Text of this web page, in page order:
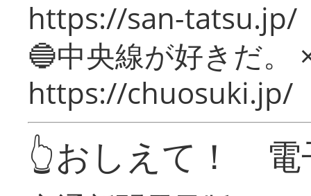
https://san-tatsu.jp/
🔵中央線が好きだ。
https://chuosuki.jp/
👆おしえて！ 電